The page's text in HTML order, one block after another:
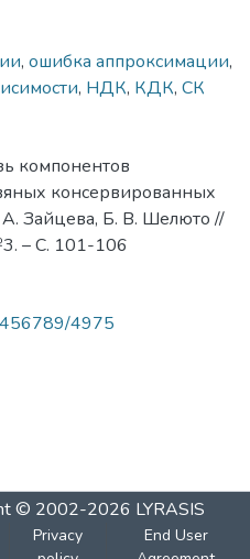
, ошибка аппроксимации,
, НДК, КДК, СК
компонентов
консервированных
Зайцева, Б. В. Шелюто //
– С. 101-106
4975
© 2002-2026 LYRASIS
Privacy
End User